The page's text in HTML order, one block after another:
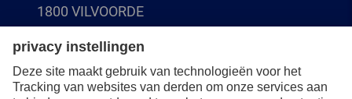
1800 VILVOORDE
(BE) +32 (0)2 247 05 90
(NL) +31 (0)76 5937090